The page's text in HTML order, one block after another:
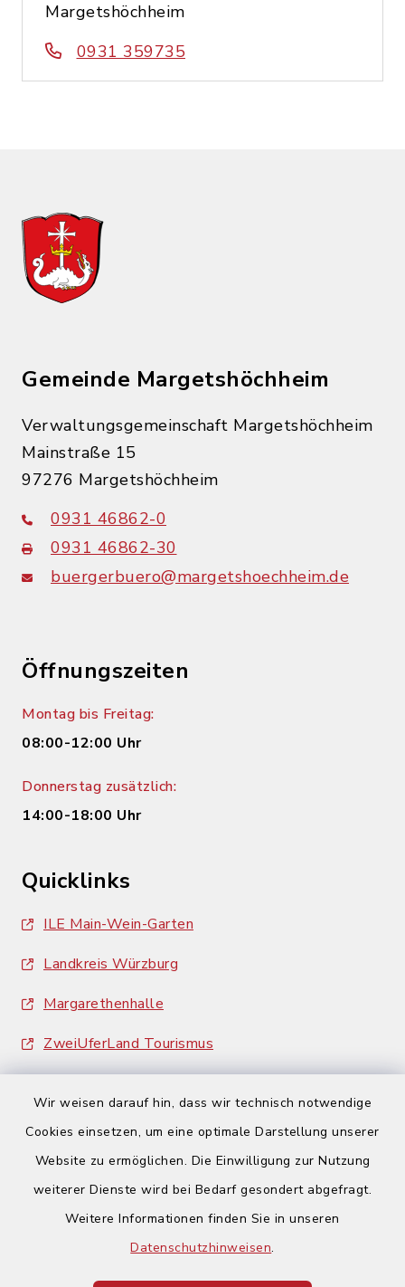
Wir weisen darauf hin, dass wir technisch notwendige
Cookies einsetzen, um eine optimale Darstellung unserer
Website zu ermöglichen. Die Einwilligung zur Nutzung
weiterer Dienste wird bei Bedarf gesondert abgefragt.
Weitere Informationen finden Sie in unseren
Datenschutzhinweisen.
Margetshöchheim
0931 359735
Gemeinde Margetshöchheim
Verwaltungsgemeinschaft Margetshöchheim
Mainstraße 15
97276 Margetshöchheim
0931 46862-0
0931 46862-30
buergerbuero@margetshoechheim.de
Öffnungszeiten
Montag bis Freitag:
08:00-12:00 Uhr
Donnerstag zusätzlich:
14:00-18:00 Uhr
Quicklinks
ILE Main-Wein-Garten
Landkreis Würzburg
Margarethenhalle
ZweiUferLand Tourismus
Barrierefreiheit